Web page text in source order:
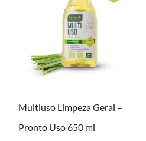
Multiuso Limpeza Geral –
Pronto Uso 650 ml